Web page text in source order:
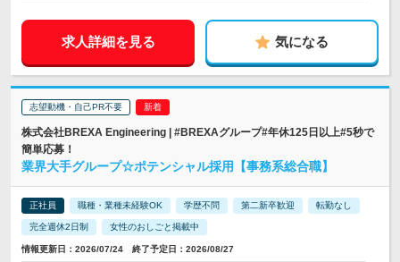
求人詳細を見る 気になる
志望動機・自己PR不要
株式会社BREXA Engineering | #BREXAグループ#年休125日以上#5秒で
簡単応募！
業界大手グループ☆ポテンシャル採用【事務系総合職】
正社員 職種・業種未経験OK 学歴不問 第二新卒歓迎 転勤なし
完全週休2日制 女性のおしごと掲載中
情報更新日：2026/07/24 終了予定日：2026/08/27